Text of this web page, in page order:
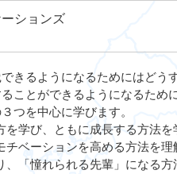
ションズ
きるようになるためにはどう
ことができるようになるため
つを中心に学びます。
び、ともに成長する方法を
ーションを高める方法を理
憧れられる先輩」になる方